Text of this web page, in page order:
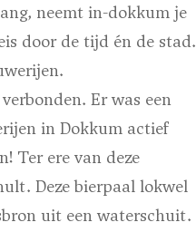
neemt in-dokkum je
door de tijd én de stad.
Er was een
in Dokkum actief
Ter ere van deze
Deze bierpaal lokwel
uit een waterschuit.